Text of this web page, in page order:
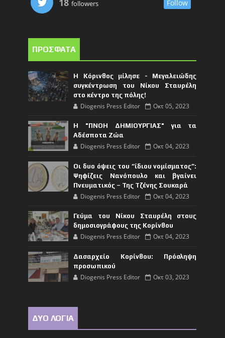
followers Follow
ΠΡΟΣΦΑΤΑ
Η Κόρινθος μίλησε - Μεγαλειώδης
συγκέντρωση του Νίκου Σταυρέλη
στο κέντρο της πόλης!
Diogenis Press Editor Οκτ 05, 2023
Η "ΠΝΟΗ ΔΗΜΙΟΥΡΓΙΑΣ" για τα
Αδέσποτα Ζώα
Diogenis Press Editor Οκτ 04, 2023
Οι δυο όψεις του “ίδιου νομίσματος”:
Ψηφίζεις Νανόπουλο και βγαίνει
Πνευματικός – Της Τζένης Σουκαρά
Diogenis Press Editor Οκτ 04, 2023
Γεύμα του Νίκου Σταυρέλη στους
δημοσιογράφους της Κορίνθου
Diogenis Press Editor Οκτ 04, 2023
Δασαρχείο Κορίνθου: Πρόσληψη
προσωπικού
Diogenis Press Editor Οκτ 03, 2023
ΔΥΟ ΛΟΓΙΑ